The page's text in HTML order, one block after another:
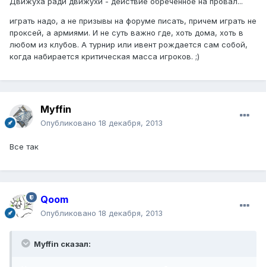
играть надо, а не призывы на форуме писать, причем играть не
проксей, а армиями. И не суть важно где, хоть дома, хоть в
любом из клубов. А турнир или ивент рождается сам собой,
когда набирается критическая масса игроков. ;)
Myffin
Опубликовано 18 декабря, 2013
Все так
Qoom
Опубликовано 18 декабря, 2013
Myffin сказал: